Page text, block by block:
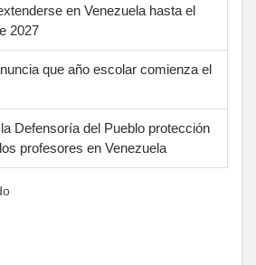
en Venezuela hasta el
2027
que año escolar comienza el
Defensoría del Pueblo protección
profesores en Venezuela